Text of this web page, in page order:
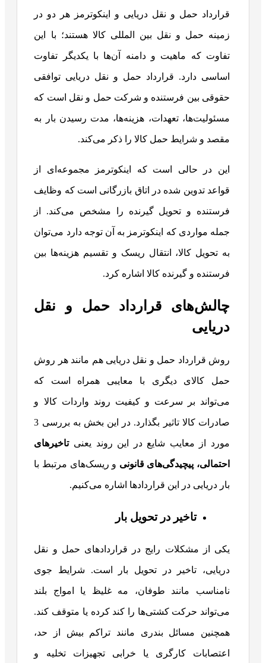
قرارداد حمل و نقل دریایی و اینکوترمز هر دو در
زمینه حمل و نقل بین المللی کالا هستند؛ با این
تفاوت که ماهیت و دامنه آن‌ها با یکدیگر تفاوت
اساسی دارد. قرارداد حمل و نقل دریایی توافقی
حقوقی بین فرستنده و شرکت حمل و نقل است که
مسئولیت‌ها، تعهدات، هزینه‌ها، مدت رسیدن بار به
مقصد و شرایط حمل کالا را ذکر می‌کند.
این در حالی است که اینکوترمز مجموعه‌ای از
قواعد تدوین شده در اتاق بازرگانی است که وظایف
فرستنده و تحویل گیرنده را مشخص می‌کند. از
جمله مواردی که اینکوترمز به آن توجه دارد می‌توان
به تحویل کالا، انتقال ریسک و تقسیم هزینه‌ها بین
فرستنده و گیرنده کالا اشاره کرد.
چالش‌های قرارداد حمل‌ و نقل
دریایی
روش قرارداد حمل‌ و نقل دریایی هم مانند هر روش
حمل کالای دیگری با معایبی همراه است که
می‌تواند بر سرعت و کیفیت روند واردات کالا و
صادرات کالا تاثیر بگذارد. در این بخش به بررسی 3
مورد از معایب شایع در این روند یعنیتاخیرهای
احتمالی، پیچیدگی‌های قانونی و ریسک‌های مرتبط با
بار دریایی در این قراردادها اشاره می‌کنیم.
تاخیر در تحویل بار
یکی از مشکلات رایج در قراردادهای حمل‌ و نقل
دریایی، تاخیر در تحویل بار است. شرایط جوی
نامناسب مانند طوفان، مه غلیظ یا امواج بلند
می‌تواند حرکت کشتی‌ها را کند کرده یا متوقف کند.
همچنین مسائل بندری مانند تراکم بیش‌ از حد،
اعتصابات کارگری یا خرابی تجهیزات تخلیه و